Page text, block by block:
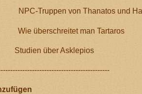
NPC-Truppen von Thanatos und
Wie überschreitet man Tartaros
Studien über Asklepios
------